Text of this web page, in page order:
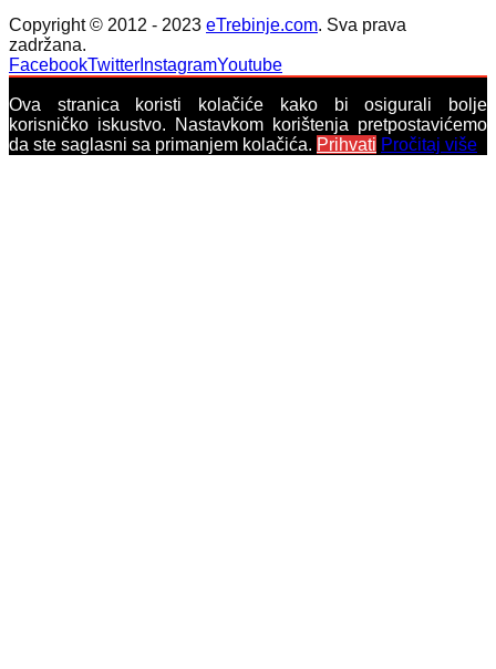
Copyright © 2012 - 2023 eTrebinje.com. Sva prava
zadržana.
FacebookTwitter InstagramYoutube
Ova stranica koristi kolačiće kako bi osigurali bolje
korisničko iskustvo. Nastavkom korištenja pretpostavićemo
da ste saglasni sa primanjem kolačića. Prihvati Pročitaj više